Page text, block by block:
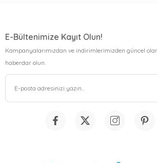
E-Bültenimize Kayıt Olun!
Kampanyalarımızdan ve indirimlerimizden güncel
haberdar olun.